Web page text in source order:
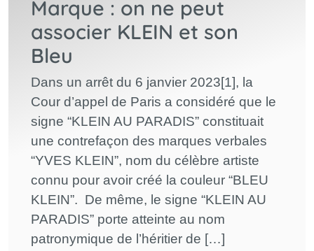
Marque : on ne peut
associer KLEIN et son
Bleu
Dans un arrêt du 6 janvier 2023[1], la
Cour d’appel de Paris a considéré que le
signe “KLEIN AU PARADIS” constituait
une contrefaçon des marques verbales
“YVES KLEIN”, nom du célèbre artiste
connu pour avoir créé la couleur “BLEU
KLEIN”. De même, le signe “KLEIN AU
PARADIS” porte atteinte au nom
patronymique de l’héritier de […]